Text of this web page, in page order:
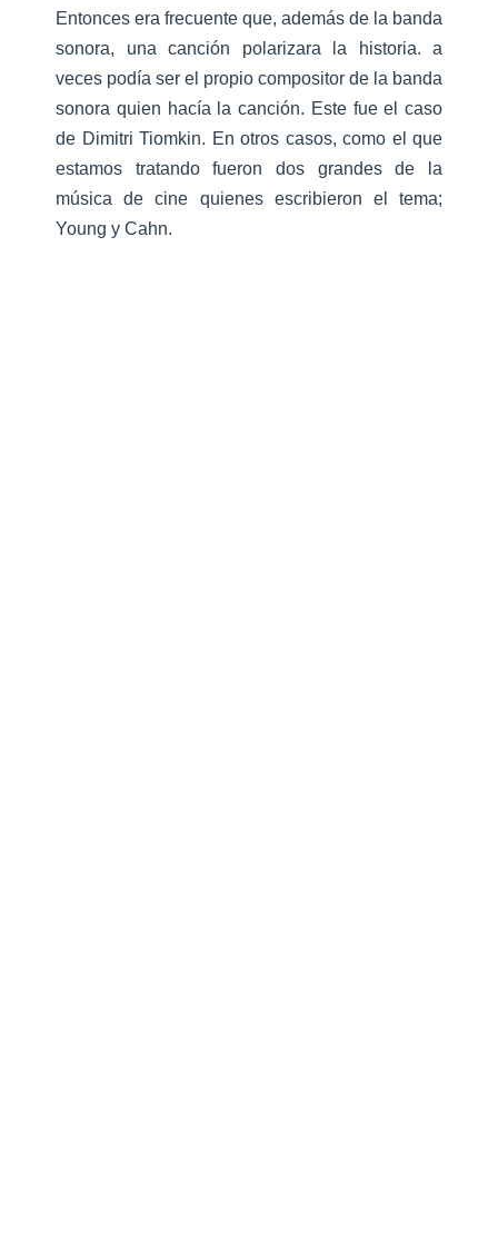
Entonces era frecuente que, además de la banda
sonora, una canción polarizara la historia. a
veces podía ser el propio compositor de la banda
sonora quien hacía la canción. Este fue el caso
de Dimitri Tiomkin. En otros casos, como el que
estamos tratando fueron dos grandes de la
música de cine quienes escribieron el tema;
Young y Cahn.